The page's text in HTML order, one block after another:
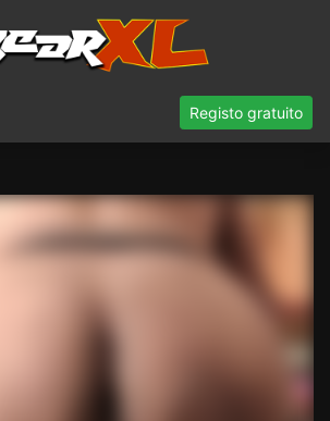
Registo gratuito